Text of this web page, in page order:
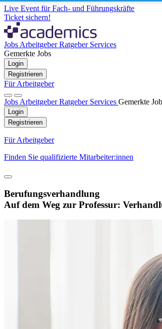
Live Event für Fach- und Führungskräfte
Ticket sichern!
Jobs ArbeitgeberRatgeber Services
Gemerkte Jobs
Login
Registrieren
Für Arbeitgeber
Jobs ArbeitgeberRatgeber Services Gemerkte
Login
Registrieren
Für Arbeitgeber
Finden Sie qualifizierte Mitarbeiter:innen
Berufungsverhandlung
Auf dem Weg zur Professur: